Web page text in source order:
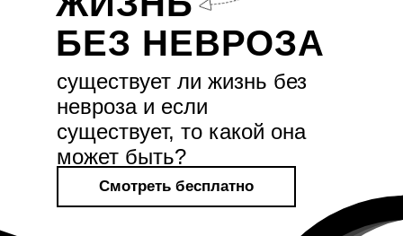
БЕЗ НЕВРОЗА
существует ли жизнь без
невроза и если
существует, то какой она
может быть?
Смотреть бесплатно